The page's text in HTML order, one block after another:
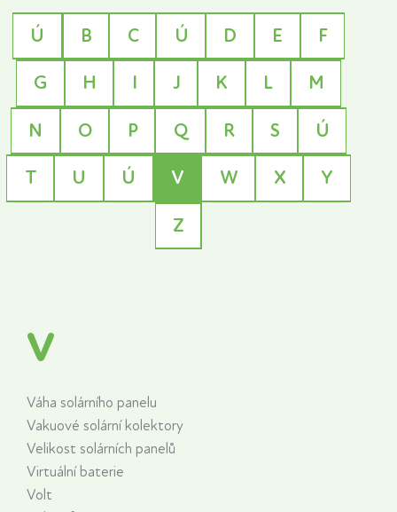
Ú B C Ú D E F
G H I J K L M
N O P Q R S Ú
T U Ú V W X Y
Z
V
Váha solárního panelu
Vakuové solární kolektory
Velikost solárních panelů
Virtuální baterie
Volt